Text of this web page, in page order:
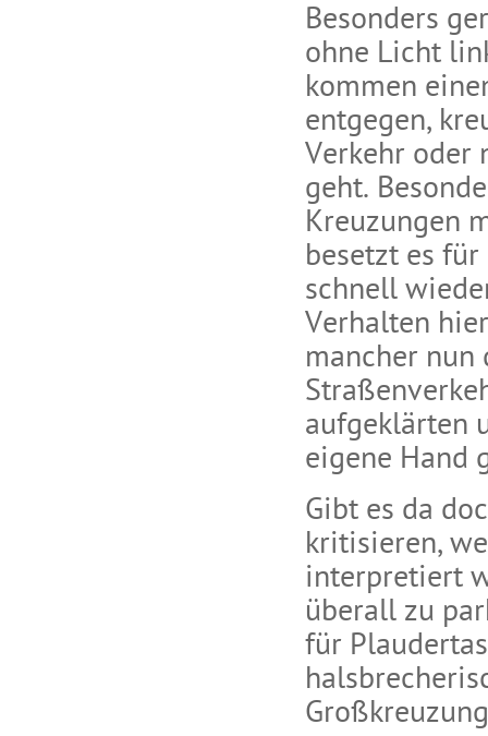
Besonders
ohne Licht
kommen
entgegen,
Verkehr oder
geht.
Kreuzungen
besetzt es
schnell
Verhalten
mancher nun
aufgeklärten
eigene Hand
Gibt es da
kritisieren,
interpretiert
überall zu
für